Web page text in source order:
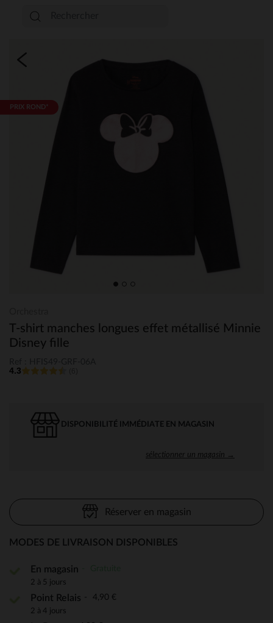
PRIX ROND*
T-shirt manches longues effet métallisé Minnie
Disney fille
4.3
DISPONIBILITÉ IMMÉDIATE EN MAGASIN
sélectionner un magasin →
Réserver en magasin
MODES DE LIVRAISON DISPONIBLES
En magasin
2 à 5 jours
Point Relais 4,90 €
2 à 4 jours